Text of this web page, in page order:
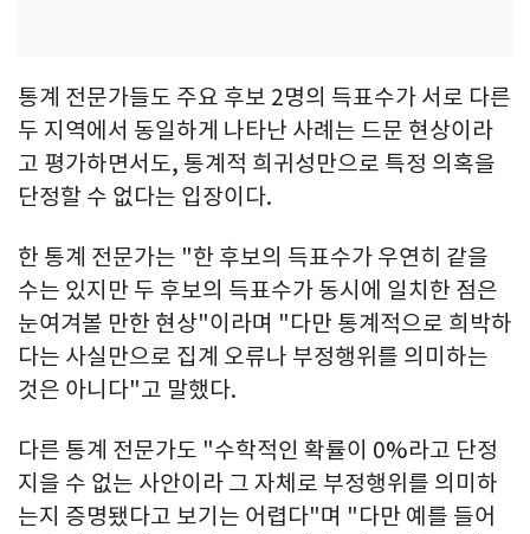
통계 전문가들도 주요 후보 2명의 득표수가 서로 다른
두 지역에서 동일하게 나타난 사례는 드문 현상이라
고 평가하면서도, 통계적 희귀성만으로 특정 의혹을
단정할 수 없다는 입장이다.
한 통계 전문가는 "한 후보의 득표수가 우연히 같을
수는 있지만 두 후보의 득표수가 동시에 일치한 점은
눈여겨볼 만한 현상"이라며 "다만 통계적으로 희박하
다는 사실만으로 집계 오류나 부정행위를 의미하는
것은 아니다"고 말했다.
다른 통계 전문가도 "수학적인 확률이 0%라고 단정
지을 수 없는 사안이라 그 자체로 부정행위를 의미하
는지 증명됐다고 보기는 어렵다"며 "다만 예를 들어